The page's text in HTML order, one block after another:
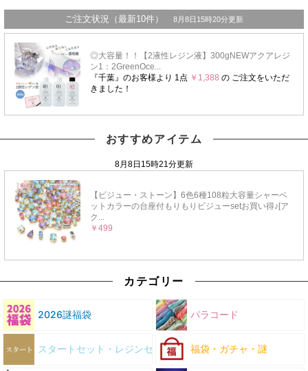
おすすめアイテム
カテゴリー
2026謎福袋 パラコード
スタートセット・レジンセット 福袋・ガチャ・謎